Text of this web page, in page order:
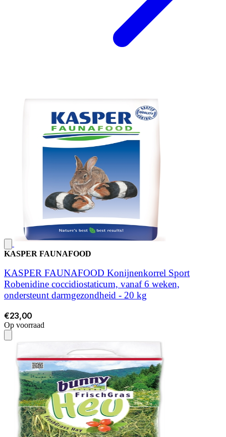
KASPER FAUNAFOOD
KASPER FAUNAFOOD Konijnenkorrel Sport
Robenidine coccidiostaticum, vanaf 6 weken,
ondersteunt darmgezondheid - 20 kg
€23,00
Op voorraad